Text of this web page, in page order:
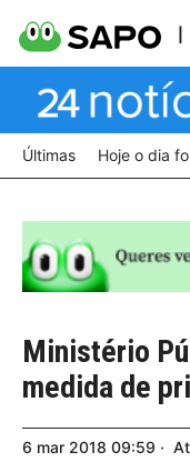
Últimas Hoje o dia
Ministério
medida de
6 mar 2018 09:59